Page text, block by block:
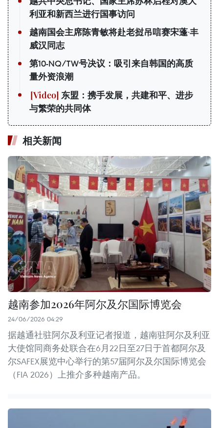
利亚和新西兰进行国事访问
越南国会主席陈青敏将赴老挝吊唁赛宋蓬·丰
威汉同志
第10-NQ/TW号决议：吸引来自韩国的高质
量外资浪潮
东盟：携手发展，共建和平、进步
与繁荣的共同体
相关新闻
越南参加2026年阿尔及尔国际博览会
24/06/2026 04:29
据越通社驻阿尔及利亚记者报道，越南驻阿尔及利亚
大使馆同商务处联合在6月22日至27日于首都阿尔及
尔SAFEX展览中心举行的第57届阿尔及尔国际博览会
（FIA 2026）上推介多种越南产品。